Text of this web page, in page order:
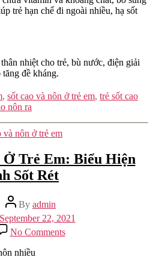
trẻ hạn chế đi ngoài nhiều, hạ sốt
nhiệt cho trẻ, bù nước, điện giải
đề kháng.
, sốt cao và nôn ở trẻ em, trẻ sốt cao
nôn ra
Categories
và nôn ở trẻ em
Ở Trẻ Em: Biểu Hiện
Sốt Rét
Post
author
By admin
September 22, 2021
No Commentson
Sốt